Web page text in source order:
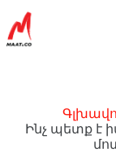
Ինչ պետք է